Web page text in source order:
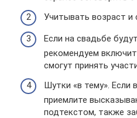
Учитывать возраст и
Если на свадьбе
рекомендуем
смогут принять
Шутки «в тему». Если
приемлите
подтекстом, также